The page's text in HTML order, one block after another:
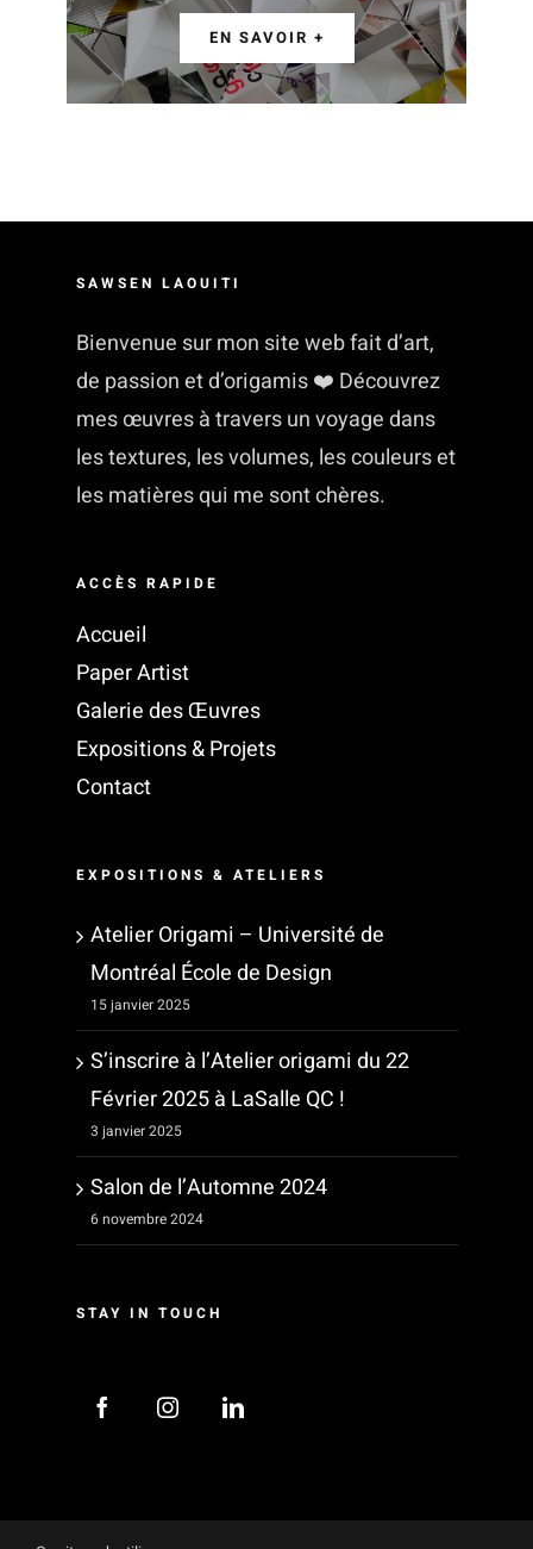
EN SAVOIR +
SAWSEN LAOUITI
Bienvenue sur mon site web fait d’art,
de passion et d’origamis ❤️ Découvrez
mes œuvres à travers un voyage dans
les textures, les volumes, les couleurs et
les matières qui me sont chères.
ACCÈS RAPIDE
Accueil
Paper Artist
Galerie des Œuvres
Expositions & Projets
Contact
EXPOSITIONS & ATELIERS
Atelier Origami – Université de
Montréal École de Design
15 janvier 2025
S’inscrire à l’Atelier origami du 22
Février 2025 à LaSalle QC !
3 janvier 2025
Salon de l’Automne 2024
6 novembre 2024
STAY IN TOUCH